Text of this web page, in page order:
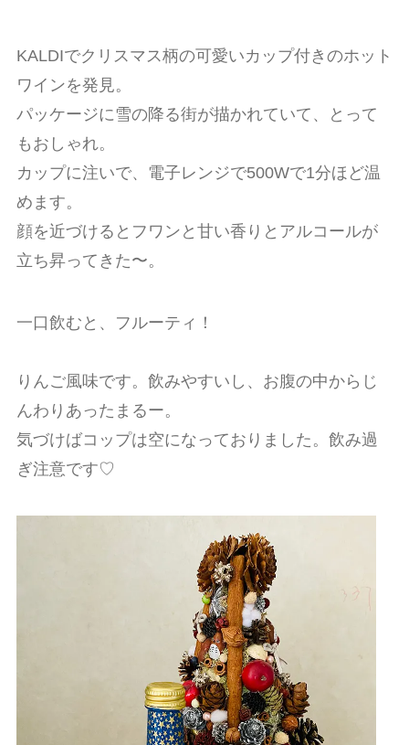
KALDIでクリスマス柄の可愛いカップ付きのホット
ワインを発見。
パッケージに雪の降る街が描かれていて、とって
もおしゃれ。
カップに注いで、電子レンジで500Wで1分ほど温
めます。
顔を近づけるとフワンと甘い香りとアルコールが
立ち昇ってきた〜。
一口飲むと、フルーティ！
りんご風味です。飲みやすいし、お腹の中からじ
んわりあったまるー。
気づけばコップは空になっておりました。飲み過
ぎ注意です♡